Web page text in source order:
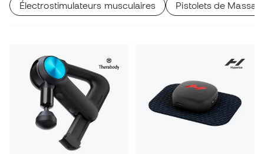
Électrostimulateurs musculaires Pistolets de